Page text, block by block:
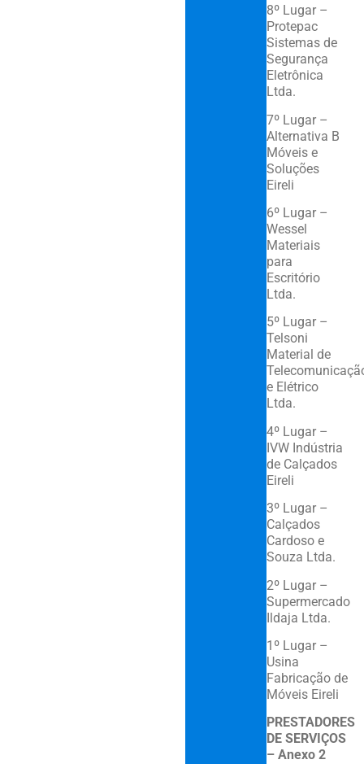
8º Lugar –
Protepac
Sistemas de
Segurança
Eletrônica
Ltda.
7º Lugar –
Alternativa B
Móveis e
Soluções
Eireli
6º Lugar –
Wessel
Materiais
para
Escritório
Ltda.
5º Lugar –
Telsoni
Material de
e Elétrico
Ltda.
4º Lugar –
IVW Indústria
de Calçados
Eireli
3º Lugar –
Calçados
Cardoso e
Souza Ltda.
2º Lugar –
Supermercado
Ildaja Ltda.
1º Lugar –
Usina
Fabricação de
Móveis Eireli
PRESTADORES
DE SERVIÇOS
– Anexo 2